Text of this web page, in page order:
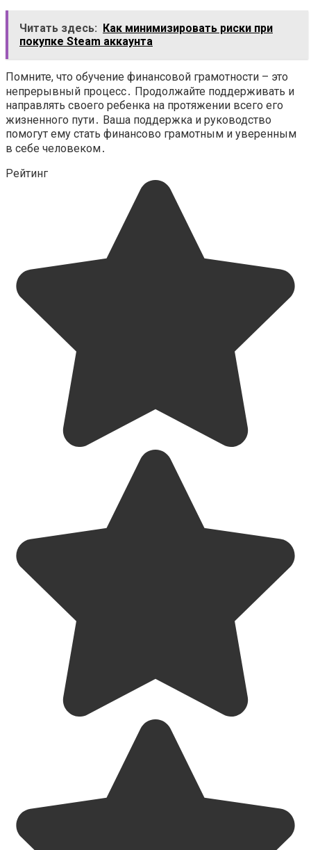
Читать здесь: Как минимизировать риски при
покупке Steam аккаунта
Помните, что обучение финансовой грамотности – это
непрерывный процесс․ Продолжайте поддерживать и
направлять своего ребенка на протяжении всего его
жизненного пути․ Ваша поддержка и руководство
помогут ему стать финансово грамотным и уверенным
в себе человеком․
Рейтинг